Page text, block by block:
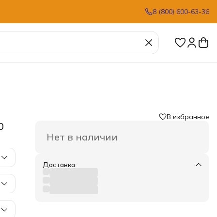
8 (800) 600-63-36
В избранное
Нет в наличии
Доставка